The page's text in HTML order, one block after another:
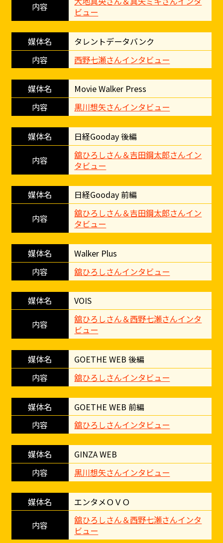
ビュー
タレントデータバンク
西野七瀬さんインタビュー
Movie Walker Press
黒川想矢さんインタビュー
日経Gooday 後編
舘ひろしさん＆吉田鋼太郎さんイン
タビュー
日経Gooday 前編
舘ひろしさん＆吉田鋼太郎さんイン
タビュー
Walker Plus
舘ひろしさんインタビュー
VOIS
舘ひろしさん＆西野七瀬さんインタ
ビュー
GOETHE WEB 後編
舘ひろしさんインタビュー
GOETHE WEB 前編
舘ひろしさんインタビュー
GINZA WEB
黒川想矢さんインタビュー
エンタメＯＶＯ
舘ひろしさん＆西野七瀬さんインタ
ビュー